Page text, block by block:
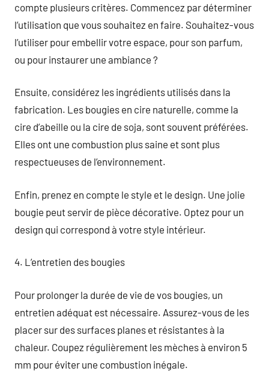
compte plusieurs critères. Commencez par déterminer
l’utilisation que vous souhaitez en faire. Souhaitez-vous
l’utiliser pour embellir votre espace, pour son parfum,
ou pour instaurer une ambiance ?
Ensuite, considérez les ingrédients utilisés dans la
fabrication. Les bougies en cire naturelle, comme la
cire d’abeille ou la cire de soja, sont souvent préférées.
Elles ont une combustion plus saine et sont plus
respectueuses de l’environnement.
Enfin, prenez en compte le style et le design. Une jolie
bougie peut servir de pièce décorative. Optez pour un
design qui correspond à votre style intérieur.
4. L’entretien des bougies
Pour prolonger la durée de vie de vos bougies, un
entretien adéquat est nécessaire. Assurez-vous de les
placer sur des surfaces planes et résistantes à la
chaleur. Coupez régulièrement les mèches à environ 5
mm pour éviter une combustion inégale.